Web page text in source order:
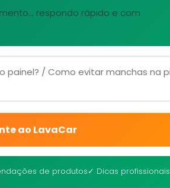
respondo rápido e com
ao LavaCar
de produtos✓ Dicas profissionais